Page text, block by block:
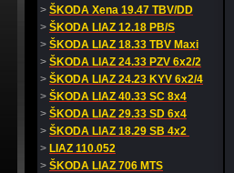
> ŠKODA Xena 19.47 TBV/DD
> ŠKODA LIAZ 12.18 PB/S
> ŠKODA LIAZ 18.33 TBV Maxi
> ŠKODA LIAZ 24.33 PZV 6x2/2
> ŠKODA LIAZ 24.23 KYV 6x2/4
> ŠKODA LIAZ 40.33 SC 8x4
> ŠKODA LIAZ 29.33 SD 6x4
> ŠKODA LIAZ 18.29 SB 4x2
> LIAZ 110.052
> ŠKODA LIAZ 706 MTS